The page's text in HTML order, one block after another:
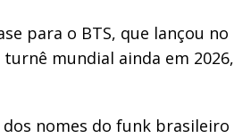
para o BTS, que lançou no
mundial ainda em 2026,
dos nomes do funk brasileiro